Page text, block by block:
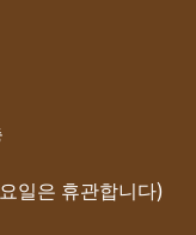
일은 휴관합니다)